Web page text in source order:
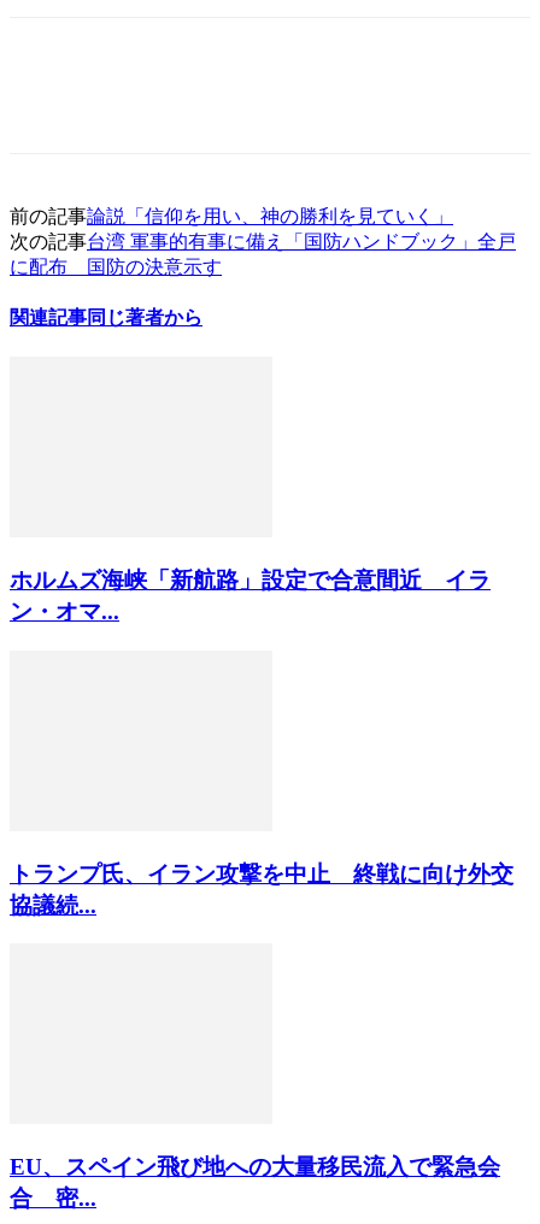
前の記事論説「信仰を用い、神の勝利を見ていく」
次の記事台湾 軍事的有事に備え「国防ハンドブック」全戸
に配布 国防の決意示す
関連記事同じ著者から
ホルムズ海峡「新航路」設定で合意間近 イラ
ン・オマ...
トランプ氏、イラン攻撃を中止 終戦に向け外交
協議続...
EU、スペイン飛び地への大量移民流入で緊急会
合 密...